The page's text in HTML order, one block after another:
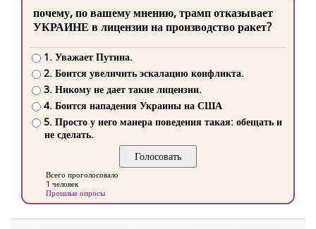
почему, по вашему мнению, трамп отказывает
УКРАИНЕ в лицензии на производство ракет?
1. Уважает Путина.
2. Боится увеличить эскалацию конфликта.
3. Никому не дает такие лицензии.
4. Боится нападения Украины на США
5. Просто у него манера поведения такая: обещать и
не сделать.
Всего проголосовало
1 человек
Прошлые опросы